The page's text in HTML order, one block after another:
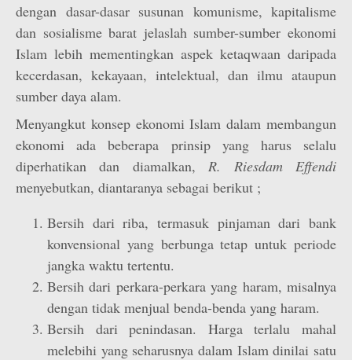
dengan dasar-dasar susunan komunisme, kapitalisme
dan sosialisme barat jelaslah sumber-sumber ekonomi
Islam lebih mementingkan aspek ketaqwaan daripada
kecerdasan, kekayaan, intelektual, dan ilmu ataupun
sumber daya alam.
Menyangkut konsep ekonomi Islam dalam membangun
ekonomi ada beberapa prinsip yang harus selalu
diperhatikan dan diamalkan,R. Riesdam Effendi
menyebutkan, diantaranya sebagai berikut ;
Bersih dari riba, termasuk pinjaman dari bank
konvensional yang berbunga tetap untuk periode
jangka waktu tertentu.
Bersih dari perkara-perkara yang haram, misalnya
dengan tidak menjual benda-benda yang haram.
Bersih dari penindasan. Harga terlalu mahal
melebihi yang seharusnya dalam Islam dinilai satu